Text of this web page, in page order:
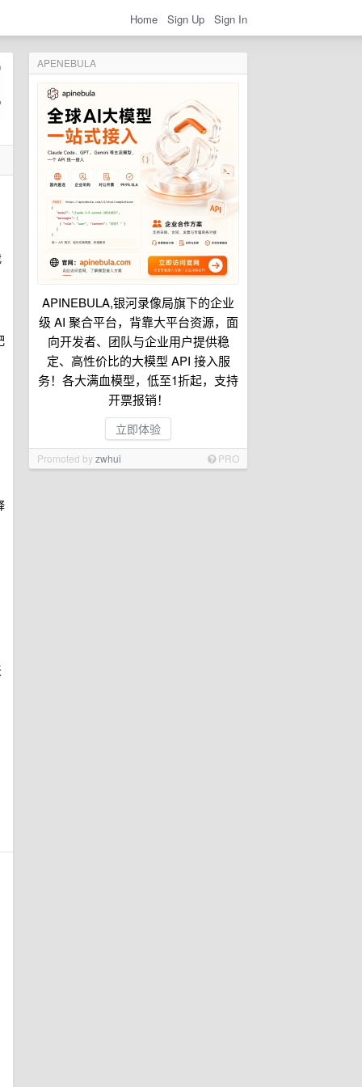
Home Sign Up Sign In
APENEBULA
APINEBULA,银河录像局旗下的企业
级 AI 聚合平台，背靠大平台资源，面
向开发者、团队与企业用户提供稳
定、高性价比的大模型 API 接入服
务！各大满血模型，低至1折起，支持
开票报销！
立即体验
Promoted byzwhui PRO